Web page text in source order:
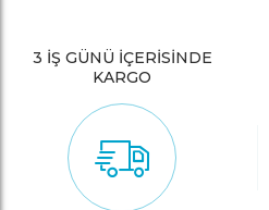
3 İŞ GÜNÜ İÇERİSİNDE
KARGO